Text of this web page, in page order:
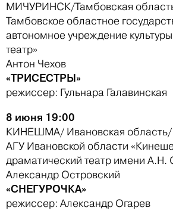
МИЧУРИНСК/Тамбовская
Тамбовское областное
автономное учреждение
театр»
Антон Чехов
«ТРИСЕСТРЫ»
режиссер: Гульнара Галавинская
8 июня 19:00
КИНЕШМА/ Ивановская область/
АГУ Ивановской области
драматический театр имени А.Н.
Александр Островский
«СНЕГУРОЧКА»
режиссер: Александр Огарев